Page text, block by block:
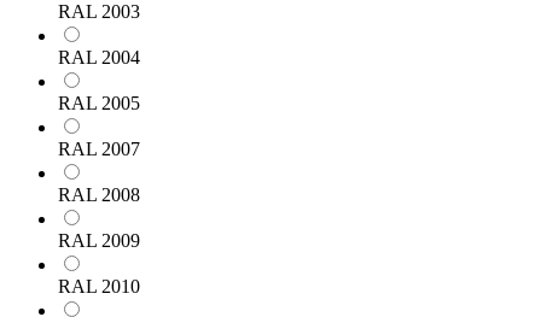
RAL 2003
RAL 2004
RAL 2005
RAL 2007
RAL 2008
RAL 2009
RAL 2010